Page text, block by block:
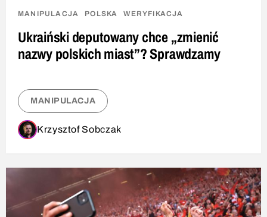
MANIPULACJA POLSKA WERYFIKACJA
Ukraiński deputowany chce „zmienić
nazwy polskich miast”? Sprawdzamy
MANIPULACJA
Krzysztof Sobczak